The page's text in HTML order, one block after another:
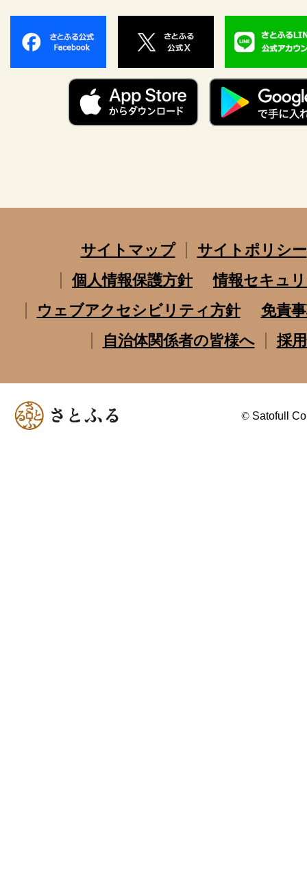
サイトマップ
サイトポリシー
個人情報保護方針
情報セキュ
ウェブアクセシビリティ方針
免責
自治体関係者の皆様へ
採
© Satofull